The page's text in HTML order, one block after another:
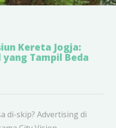
Kereta Jogja:
Tampil Beda
di-skip? Advertising di